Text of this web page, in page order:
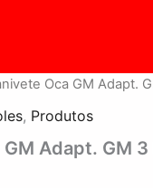
Oca GM Adapt.
, Produtos
Adapt. GM 3